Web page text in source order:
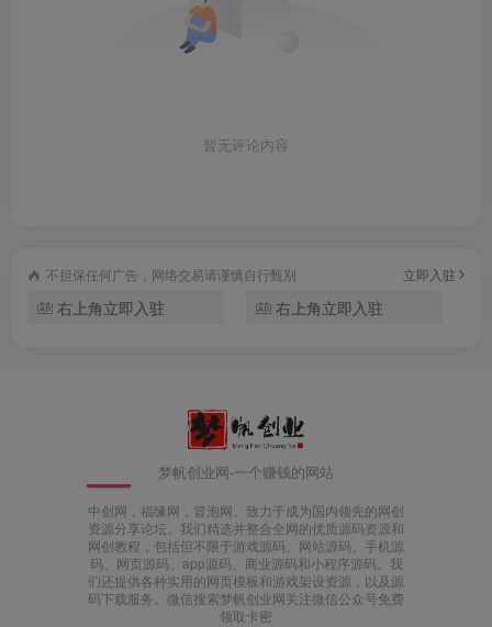
暂无评论内容
不担保任何广告，网络交易请谨慎自行甄别 立即入驻
右上角立即入驻 右上角立即入驻
梦帆创业网-一个赚钱的网站
中创网，福缘网，冒泡网。致力于成为国内领先的网创
资源分享论坛。我们精选并整合全网的优质源码资源和
网创教程，包括但不限于游戏源码、网站源码、手机源
码、网页源码、app源码、商业源码和小程序源码。我
们还提供各种实用的网页模板和游戏架设资源，以及源
码下载服务。微信搜索梦帆创业网关注微信公众号免费
领取卡密